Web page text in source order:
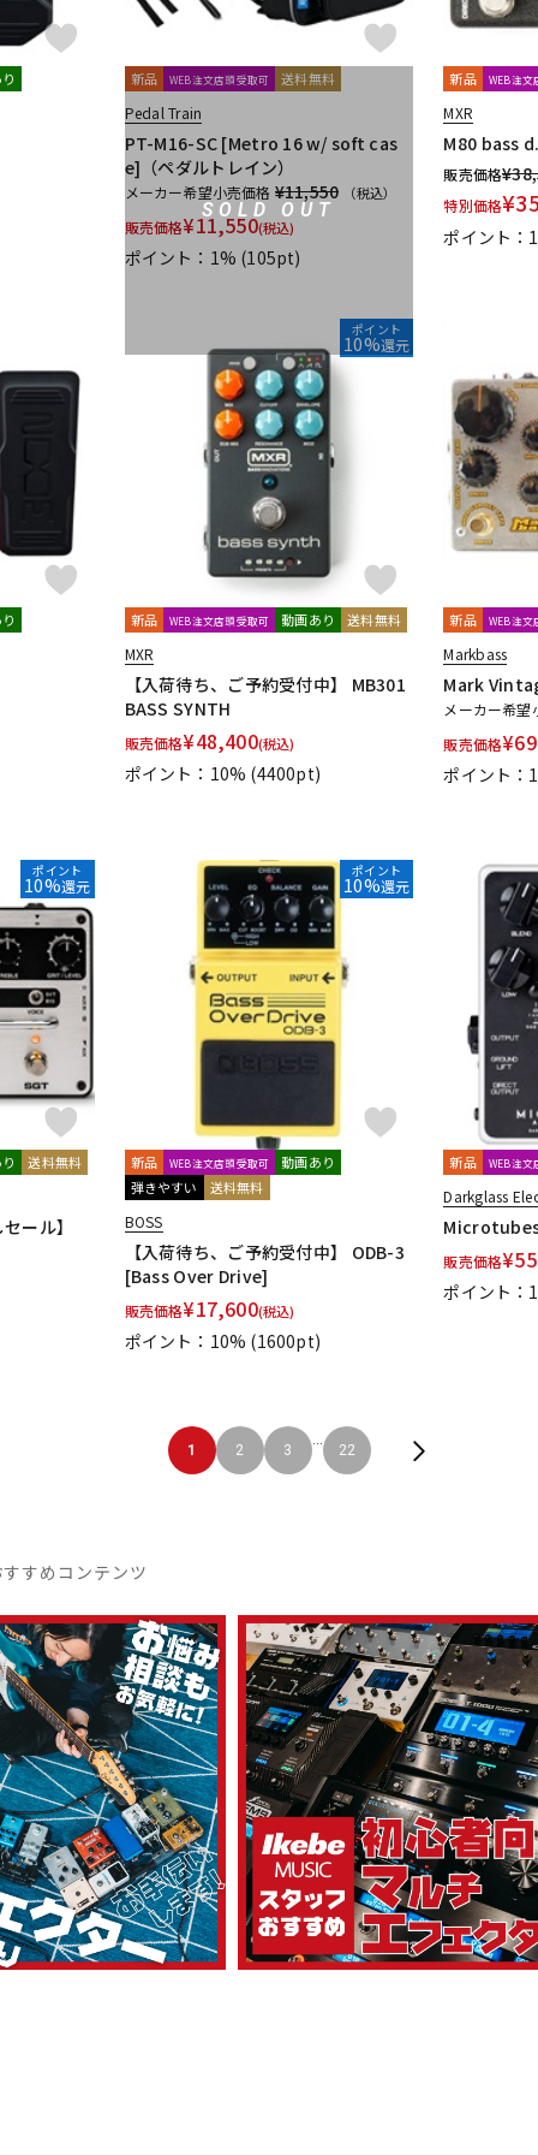
SHINOS amplifier company Ltd. SHURE
Design) * L'
Soldano SolidGoldFX SONOMATIC
Soul
SviSound SYNERGY
the King of Gear Thermion TOKYO EFFECTOR
unknown VALETON VEMURAM
Wren and Cuff Creations
Tele.4 amplifier KERNOM STELLA GEAR
EAR FUZZ Effects
Diemens Analogue Audio Disruptors
Jad Freer Audio SUSHI BOX
SOLD OUT
新品 WEB注文店頭受取可 送料無料
Pedal Train
PT-M16-SC [Metro 16 w/ soft cas
e]（ペダルトレイン）
メーカー希望小売価格 ¥11,550 （税込）
販売価格¥11,550(税込)
ポイント：1% (105pt)
新品 WEB注文
MXR
M80 bass
販売価格¥
特別価格¥
ポイント：
ポイント
10%還元
新品 WEB注文店頭受取可 動画あり 送料無料
MXR
【入荷待ち、ご予約受付中】 MB301
BASS SYNTH
販売価格¥48,400(税込)
ポイント：10% (4400pt)
新品 WEB注文
Markbass
Mark
メーカー希望
販売価格¥
ポイント：
ポイント
10%還元
送料無料
ール】
ポイント
10%還元
新品 WEB注文店頭受取可
動画あり
弾きやすい
送料無料
BOSS
【入荷待ち、ご予約受付中】 ODB-3
[Bass Over Drive]
販売価格¥17,600(税込)
ポイント：10% (1600pt)
新品 WEB注文
Darkglass
販売価格¥
ポイント：
1 2 3
...
22
すめコンテンツ